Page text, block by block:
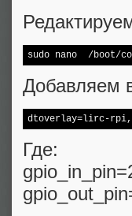
Добавляем
dtoverlay=lirc-
Где: